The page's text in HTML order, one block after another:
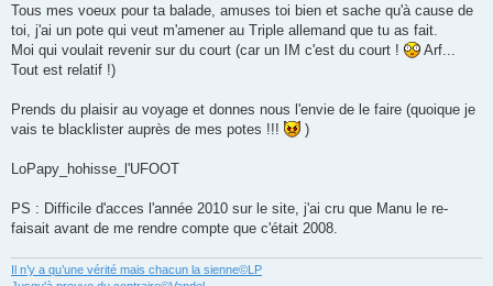
Tous mes voeux pour ta balade, amuses toi bien et sache qu'à cause de
toi, j'ai un pote qui veut m'amener au Triple allemand que tu as fait.
Moi qui voulait revenir sur du court (car un IM c'est du court !
Arf...
Tout est relatif !)
Prends du plaisir au voyage et donnes nous l'envie de le faire (quoique je
vais te blacklister auprès de mes potes !!!
)
LoPapy_hohisse_l'UFOOT
PS : Difficile d'acces l'année 2010 sur le site, j'ai cru que Manu le re-
faisait avant de me rendre compte que c'était 2008.
Il n’y a qu’une vérité mais chacun la sienne©LP